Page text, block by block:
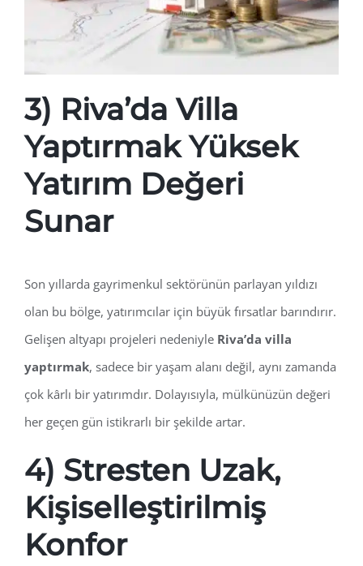
3) Riva’da Villa
Yaptırmak Yüksek
Yatırım Değeri
Sunar
Son yıllarda gayrimenkul sektörünün parlayan yıldızı
olan bu bölge, yatırımcılar için büyük fırsatlar barındırır.
Gelişen altyapı projeleri nedeniyle Riva’da villa
yaptırmak, sadece bir yaşam alanı değil, aynı zamanda
çok kârlı bir yatırımdır. Dolayısıyla, mülkünüzün değeri
her geçen gün istikrarlı bir şekilde artar.
4) Stresten Uzak,
Kişiselleştirilmiş
Konfor